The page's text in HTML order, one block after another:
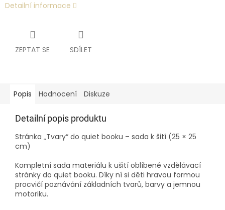
Detailní informace
ZEPTAT SE SDÍLET
Popis Hodnocení Diskuze
Detailní popis produktu
Stránka „Tvary“ do quiet booku – sada k šití (25 × 25
cm)
Kompletní sada materiálu k ušití oblíbené vzdělávací
stránky do quiet booku. Díky ní si děti hravou formou
procvičí poznávání základních tvarů, barvy a jemnou
motoriku.